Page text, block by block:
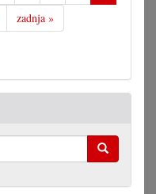
zadnja »